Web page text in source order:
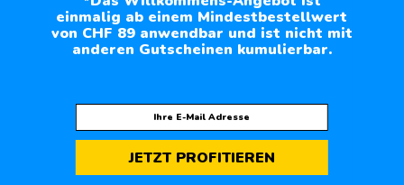
einmalig ab einem Mindestbestellwert
von CHF 89 anwendbar und ist nicht mit
anderen Gutscheinen kumulierbar.
JETZT PROFITIEREN